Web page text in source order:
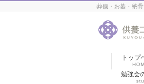
葬儀・お墓・納
トップ
勉強会